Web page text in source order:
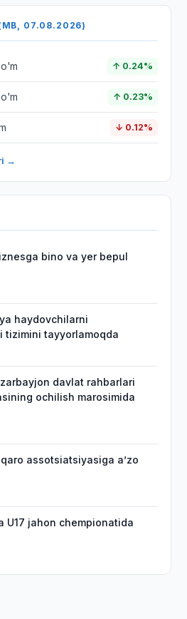
(MB, 07.08.2026)
↑ 0.24%
↑ 0.23%
↓ 0.12%
→
bino va yer bepul
haydovchilarni
tizimini tayyorlamoqda
davlat rahbarlari
ochilish marosimida
assotsiatsiyasiga aʼzo
U17 jahon chempionatida